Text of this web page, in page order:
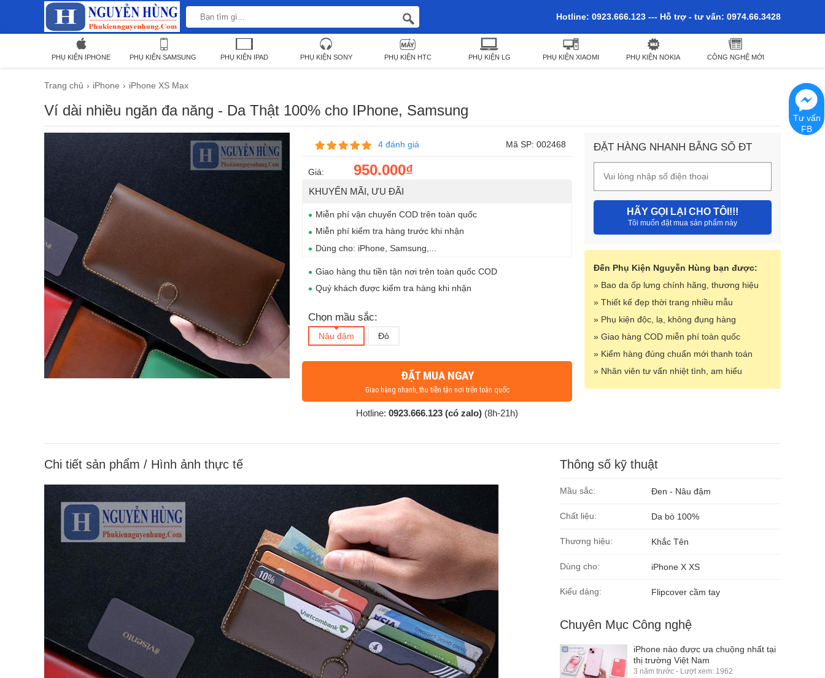
Hotline: 0923.666.123 --- Hỗ trợ - tư vấn: 0974.66.3428
PHỤ KIỆN IPHONE PHỤ KIỆN SAMSUNG PHỤ KIỆN IPAD PHỤ KIỆN SONY PHỤ KIỆN HTC PHỤ KIỆN LG PHỤ KIỆN XIAOMI PHỤ KIỆN NOKIA CÔNG NGHỆ MỚI
Trang chủ iPhone iPhone XS Max
Ví dài nhiều ngăn đa năng - Da Thật 100% cho IPhone, Samsung
4 đánh giá Mã SP: 002468
Giá: 950.000₫
KHUYẾN MÃI, ƯU ĐÃI
Miễn phí vận chuyển COD trên toàn quốc
Miễn phí kiểm tra hàng trước khi nhận
Dùng cho: iPhone, Samsung,...
Giao hàng thu tiền tận nơi trên toàn quốc COD
Quý khách được kiểm tra hàng khi nhận
Chọn mầu sắc:
Nâu đậm Đỏ
ĐẶT MUA NGAY
Giao hàng nhanh, thu tiền tận nơi trên toàn quốc
Hotline: 0923.666.123 (có zalo) (8h-21h)
ĐẶT HÀNG NHANH BẰNG SỐ ĐT
HÃY GỌI LẠI CHO TÔI!!!
Tôi muốn đặt mua sản phẩm này
Đến Phụ Kiện Nguyễn Hùng bạn được:
» Bao da ốp lưng chính hãng, thương hiệu
» Thiết kế đẹp thời trang nhiều mẫu
» Phụ kiện độc, lạ, không đụng hàng
» Giao hàng COD miễn phí toàn quốc
» Kiểm hàng đúng chuẩn mới thanh toán
» Nhân viên tư vấn nhiệt tình, am hiểu
Chi tiết sản phẩm / Hình ảnh thực tế Thông số kỹ thuật
Mầu sắc: Đen - Nâu đậm
Chất liệu: Da bò 100%
Thương hiệu: Khắc Tên
Dùng cho: iPhone X XS
Kiểu dáng: Flipcover cầm tay
Chuyên Mục Công nghệ
iPhone nào được ưa chuộng nhất tại
thị trường Việt Nam
3 năm trước - Lượt xem: 1962
Tư vấn
FB